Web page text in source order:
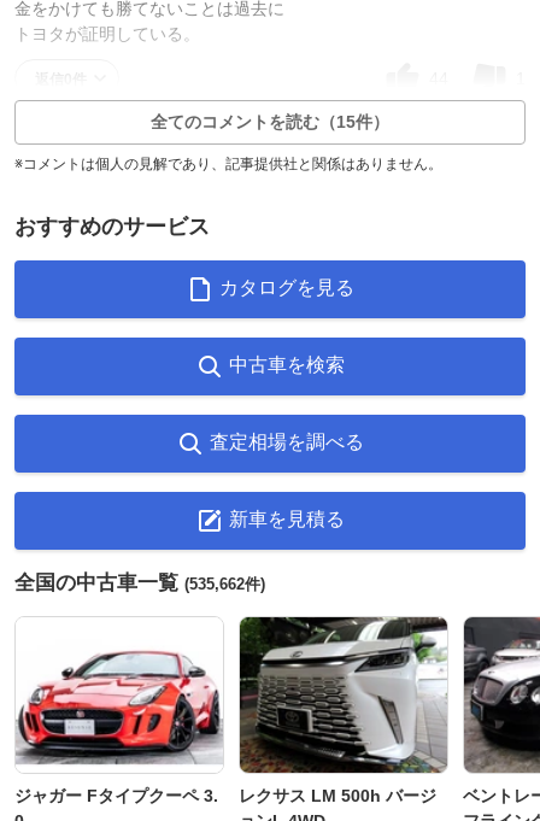
金をかけても勝てないことは過去に
トヨタが証明している。
全てのコメントを読む（15件）
※コメントは個人の見解であり、記事提供社と関係はありません。
おすすめのサービス
カタログを見る
中古車を検索
査定相場を調べる
新車を見積る
全国の中古車一覧 (535,662件)
ジャガー Fタイプクーペ 3.
レクサス LM 500h バージ
ベントレ